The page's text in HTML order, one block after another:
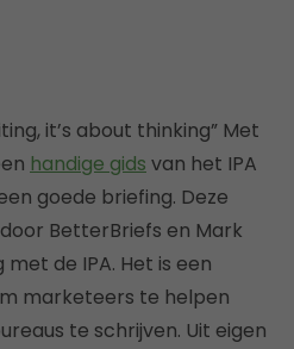
it’s about thinking” Met
handige gids van het IPA
goede briefing. Deze
BetterBriefs en Mark
de IPA. Het is een
marketeers te helpen
te schrijven. Uit eigen